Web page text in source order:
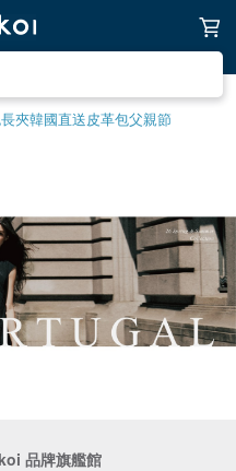
長夾韓國直送皮革包父親節
品牌旗艦館